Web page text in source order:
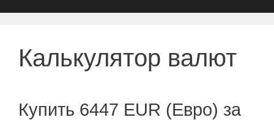
Калькулятор валют
Купить 6447 EUR (Евро) за